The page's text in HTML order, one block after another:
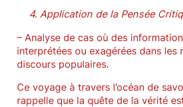
4. Application de la Pensée
– Analyse de cas où des
interprétées ou exagérées dans les
discours populaires.
Ce voyage à travers l’océan de
rappelle que la quête de la vérité